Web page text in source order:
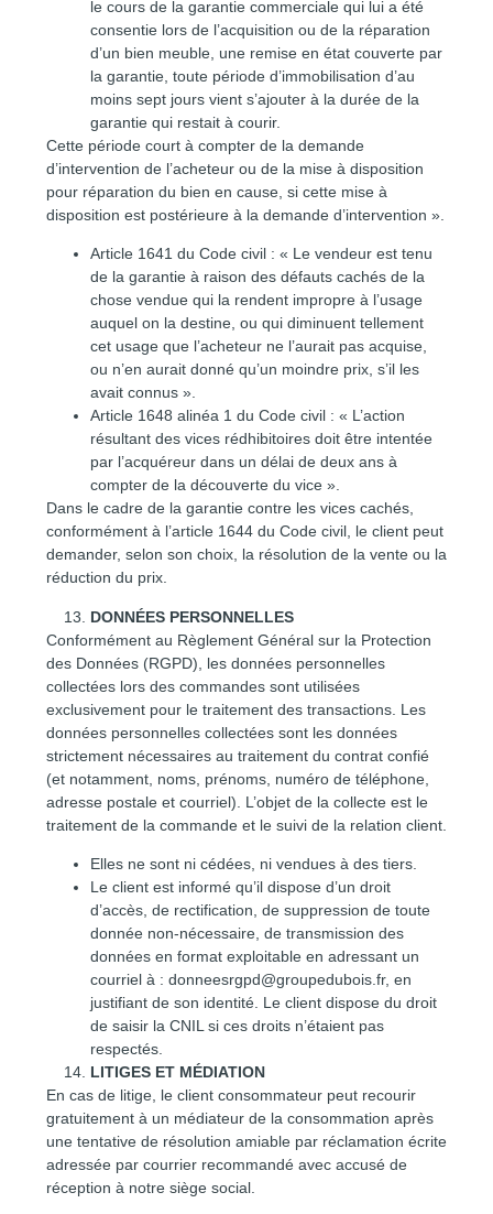
le cours de la garantie commerciale qui lui a été
consentie lors de l’acquisition ou de la réparation
d’un bien meuble, une remise en état couverte par
la garantie, toute période d’immobilisation d’au
moins sept jours vient s’ajouter à la durée de la
garantie qui restait à courir.
Cette période court à compter de la demande
d’intervention de l’acheteur ou de la mise à disposition
pour réparation du bien en cause, si cette mise à
disposition est postérieure à la demande d’intervention ».
Article 1641 du Code civil : « Le vendeur est tenu
de la garantie à raison des défauts cachés de la
chose vendue qui la rendent impropre à l’usage
auquel on la destine, ou qui diminuent tellement
cet usage que l’acheteur ne l’aurait pas acquise,
ou n’en aurait donné qu’un moindre prix, s’il les
avait connus ».
Article 1648 alinéa 1 du Code civil : « L’action
résultant des vices rédhibitoires doit être intentée
par l’acquéreur dans un délai de deux ans à
compter de la découverte du vice ».
Dans le cadre de la garantie contre les vices cachés,
conformément à l’article 1644 du Code civil, le client peut
demander, selon son choix, la résolution de la vente ou la
réduction du prix.
DONNÉES PERSONNELLES
Conformément au Règlement Général sur la Protection
des Données (RGPD), les données personnelles
collectées lors des commandes sont utilisées
exclusivement pour le traitement des transactions. Les
données personnelles collectées sont les données
strictement nécessaires au traitement du contrat confié
(et notamment, noms, prénoms, numéro de téléphone,
adresse postale et courriel). L’objet de la collecte est le
traitement de la commande et le suivi de la relation client.
Elles ne sont ni cédées, ni vendues à des tiers.
Le client est informé qu’il dispose d’un droit
d’accès, de rectification, de suppression de toute
donnée non-nécessaire, de transmission des
données en format exploitable en adressant un
courriel à : donneesrgpd@groupedubois.fr, en
justifiant de son identité. Le client dispose du droit
de saisir la CNIL si ces droits n’étaient pas
respectés.
LITIGES ET MÉDIATION
En cas de litige, le client consommateur peut recourir
gratuitement à un médiateur de la consommation après
une tentative de résolution amiable par réclamation écrite
adressée par courrier recommandé avec accusé de
réception à notre siège social.